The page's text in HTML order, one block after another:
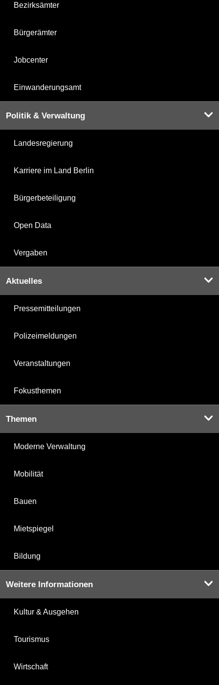
Bezirksämter
Bürgerämter
Jobcenter
Einwanderungsamt
Politik & Verwaltung
Landesregierung
Karriere im Land Berlin
Bürgerbeteiligung
Open Data
Vergaben
Aktuelles
Pressemitteilungen
Polizeimeldungen
Veranstaltungen
Fokusthemen
Themen
Moderne Verwaltung
Mobilität
Bauen
Mietspiegel
Bildung
Weitere Informationen
Kultur & Ausgehen
Tourismus
Wirtschaft